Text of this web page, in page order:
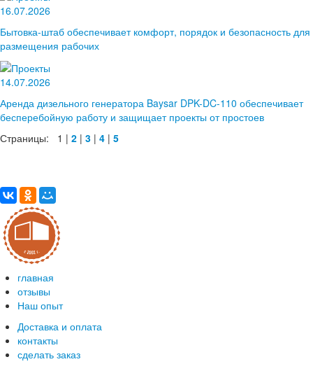
16.07.2026
Бытовка‑штаб обеспечивает комфорт, порядок и безопасность для
размещения рабочих
14.07.2026
Аренда дизельного генератора Baysar DPK-DC-110 обеспечивает
бесперебойную работу и защищает проекты от простоев
Страницы: 1 | 2 | 3 | 4 | 5
главная
отзывы
Наш опыт
Доставка и оплата
контакты
сделать заказ